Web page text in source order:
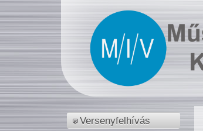
Versenyfelhívás